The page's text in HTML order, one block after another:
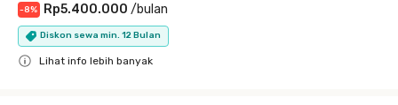
-8% Rp5.400.000 /bulan
Diskon sewa min. 12 Bulan
Lihat info lebih banyak